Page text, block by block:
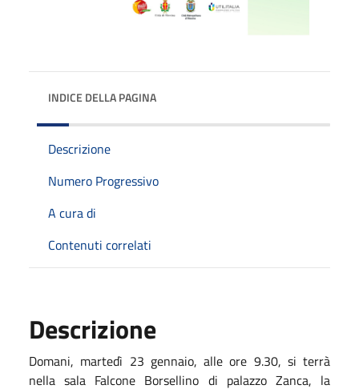
INDICE DELLA PAGINA
Descrizione
Numero Progressivo
A cura di
Contenuti correlati
Descrizione
Domani, martedì 23 gennaio, alle ore 9.30, si terrà
nella sala Falcone Borsellino di palazzo Zanca, la